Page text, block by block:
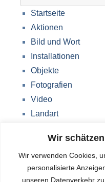
Wir
Wir verwenden Cookies,
personalisierte
unseren Datenverkehr
nach:
Startseite
Aktionen
Bild und Wort
Installationen
Objekte
Fotografien
Video
Landart
Über mich
Impressum